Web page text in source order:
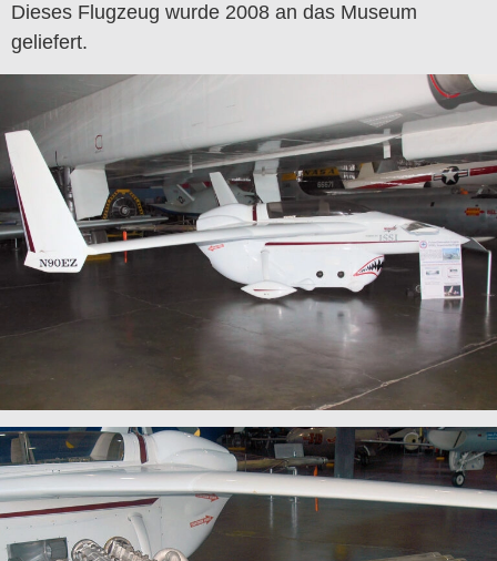
Dieses Flugzeug wurde 2008 an das Museum
geliefert.